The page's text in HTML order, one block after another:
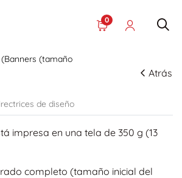
0
(Banners (tamaño
Atrás
de diseño
impresa en una tela de 350 g (13
completo (tamaño inicial del